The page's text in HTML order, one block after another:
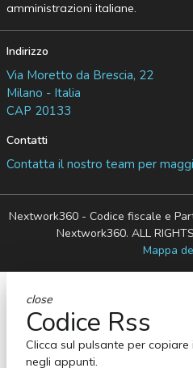
amministrazioni italiane.
Indirizzo
Via Moretto da Brescia, 22
Milano - Italia
CAP 20133
Contatti
Contatta il nostro team per
Nextwork360 - Codice fiscale e
Nextwork360. ALL
Mappa
close
Codice Rss
Clicca sul pulsante per copiare
negli appunti.